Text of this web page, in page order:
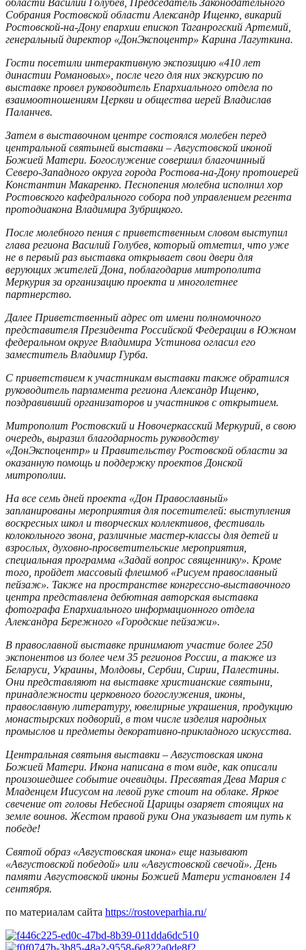
области Василий Голубев, Председатель Законодательного
Собрания Ростовской области Александр Ищенко, викарий
Ростовской-на-Дону епархии епископ Таганрогский Артемий,
генеральный директор «ДонЭкспоцентр» Карина Лагуткина.
Гости посетили интерактивную экспозицию «410 лет
династии Романовых», после чего для них экскурсию по
выставке провел руководитель Епархиального отдела по
взаимоотношениям Церкви и общества иерей Владислав
Паланчев.
Затем в выставочном центре состоялся молебен перед
центральной святыней выставки – Августовской иконой
Божией Матери. Богослужение совершил благочинный
Северо-Западного округа города Ростова-на-Дону протоиерей
Константин Макаренко. Песнопения молебна исполнил хор
Ростовского кафедрального собора под управлением регента
протодиакона Владимира Зубрицкого.
После молебного пения с приветственным словом выступил
глава региона Василий Голубев, который отметил, что уже
не в первый раз выставка открывает свои двери для
верующих жителей Дона, поблагодарив митрополита
Меркурия за организацию проекта и многолетнее
партнерство.
Далее Приветственный адрес от имени полномочного
представителя Президента Российской Федерации в Южном
федеральном округе Владимира Устинова огласил его
заместитель Владимир Гурба.
С приветствием к участникам выставки также обратился
руководитель парламента региона Александр Ищенко,
поздравивший организаторов и участников с открытием.
Митрополит Ростовский и Новочеркасский Меркурий, в свою
очередь, выразил благодарность руководству
«ДонЭкспоцентр» и Правительству Ростовской области за
оказанную помощь и поддержку проектов Донской
митрополии.
На все семь дней проекта «Дон Православный»
запланированы мероприятия для посетителей: выступления
воскресных школ и творческих коллективов, фестиваль
колокольного звона, различные мастер-классы для детей и
взрослых, духовно-просветительские мероприятия,
специальная программа «Задай вопрос священнику». Кроме
того, пройдет массовый флешмоб «Рисуем православный
пейзаж». Также на пространстве конгрессно-выставочного
центра представлена дебютная авторская выставка
фотографа Епархиального информационного отдела
Александра Бережного «Городские пейзажи».
В православной выставке принимают участие более 250
экспонентов из более чем 35 регионов России, а также из
Беларуси, Украины, Молдовы, Сербии, Сирии, Палестины.
Они представляют на выставке христианские святыни,
принадлежности церковного богослужения, иконы,
православную литературу, ювелирные украшения, продукцию
монастырских подворий, в том числе изделия народных
промыслов и предметы декоративно-прикладного искусства.
Центральная святыня выставки – Августовская икона
Божией Матери. Икона написана в том виде, как описали
произошедшее событие очевидцы. Пресвятая Дева Мария с
Младенцем Иисусом на левой руке стоит на облаке. Яркое
свечение от головы Небесной Царицы озаряет стоящих на
земле воинов. Жестом правой руки Она указывает им путь к
победе!
Святой образ «Августовская икона» еще называют
«Августовской победой» или «Августовской свечой». День
памяти Августовской иконы Божией Матери установлен 14
сентября.
по материалам сайта https://rostoveparhia.ru/